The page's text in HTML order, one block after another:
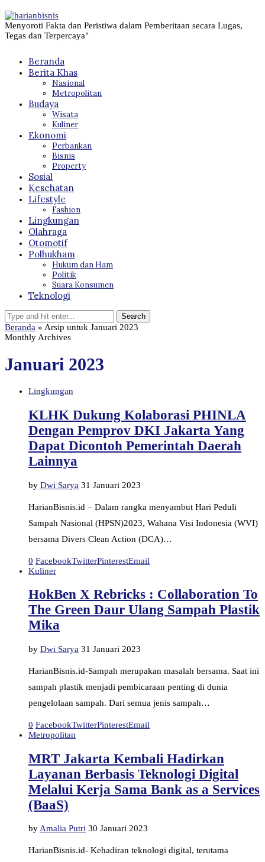
Menyoroti Fakta dan Peristiwa dalam Pemberitaan secara Lugas,
Tegas dan Terpercaya"
Beranda
Berita Khas
Nasional
Metropolitan
Budaya
Wisata
Kuliner
Ekonomi
Perbankan
Bisnis
Property
Sosial
Kesehatan
Lifestyle
Fashion
Lingkungan
Olahraga
Otomotif
Polhukham
Hukum dan Ham
Politik
Suara Konsumen
Teknologi
Beranda » Arsip untuk Januari 2023
Monthly Archives
Januari 2023
Lingkungan
KLHK Dukung Kolaborasi PHINLA
Dengan Pemprov DKI Jakarta Yang
Dapat Dicontoh Pemerintah Daerah
Lainnya
by Dwi Sarya 31 Januari 2023
HarianBisnis.id – Dalam rangka menyambut Hari Peduli
Sampah Nasional (HPSN)2023, Wahana Visi Indonesia (WVI)
bersama Divers Clean Action (DCA)…
0 FacebookTwitterPinterestEmail
Kuliner
HokBen X Rebricks : Collaboration To
The Green Daur Ulang Sampah Plastik
Mika
by Dwi Sarya 31 Januari 2023
HarianBisnis.id-Sampah merupakan masalah bersama. Saat ini
sampah plastik menjadi pembicaraan penting di dunia
pengelolaan sampah. Dari semua jenis sampah…
0 FacebookTwitterPinterestEmail
Metropolitan
MRT Jakarta Kembali Hadirkan
Layanan Berbasis Teknologi Digital
Melalui Kerja Sama Bank as a Services
(BaaS)
byAmalia Putri 30 Januari 2023
HarianBisnis.id- Kehadiran teknologi digital, terutama